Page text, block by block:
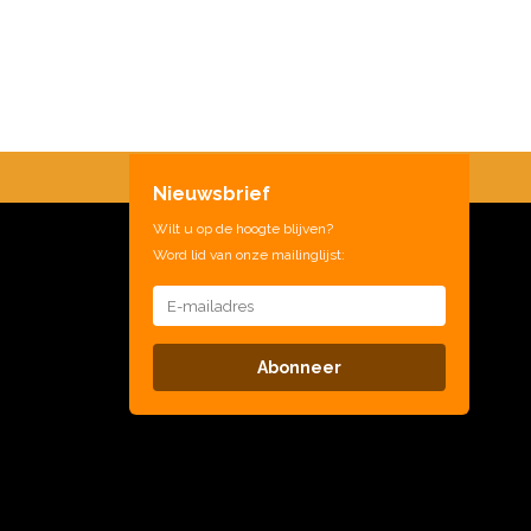
Nieuwsbrief
Wilt u op de hoogte blijven?
Word lid van onze mailinglijst:
Abonneer